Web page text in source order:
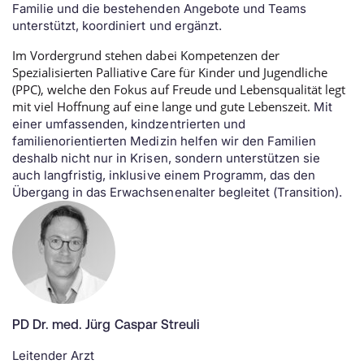
Familie und die bestehenden Angebote und Teams
unterstützt, koordiniert und ergänzt.
Im Vordergrund stehen dabei Kompetenzen der
Spezialisierten Palliative Care für Kinder und Jugendliche
(PPC), welche den Fokus auf Freude und Lebensqualität legt
mit viel Hoffnung auf eine lange und gute Lebenszeit. Mit
einer umfassenden, kindzentrierten und
familienorientierten Medizin helfen wir den Familien
deshalb nicht nur in Krisen, sondern unterstützen sie
auch langfristig, inklusive einem Programm, das den
Übergang in das Erwachsenenalter begleitet (Transition).
PD Dr. med. Jürg Caspar Streuli
Leitender Arzt